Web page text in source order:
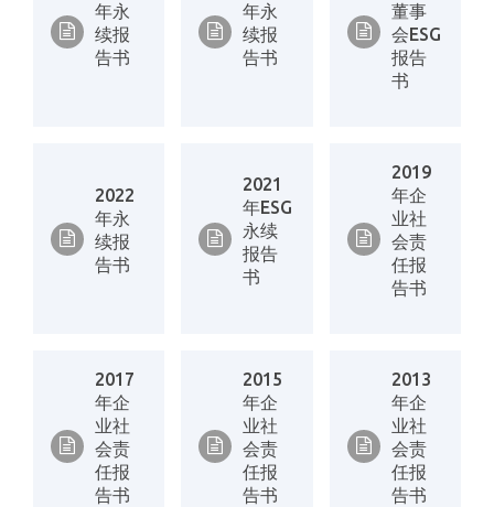
年永
续报
告书
年永
续报
告书
董事
会ESG
报告
书
2022
年永
续报
告书
2021
年ESG
永续
报告
书
2019
年企
业社
会责
任报
告书
2017
年企
业社
会责
任报
告书
2015
年企
业社
会责
任报
告书
2013
年企
业社
会责
任报
告书